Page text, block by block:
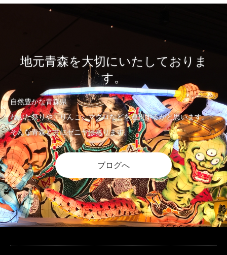
地元青森を大切にいたしておりま
す。
自然豊かな青森県
ねぶた祭りや、りんご、マグロなどを連想するかと思います。
そんな青森と共にゼニヤはあります。
ブログへ